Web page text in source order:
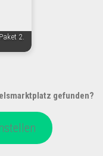
2.
gefunden?